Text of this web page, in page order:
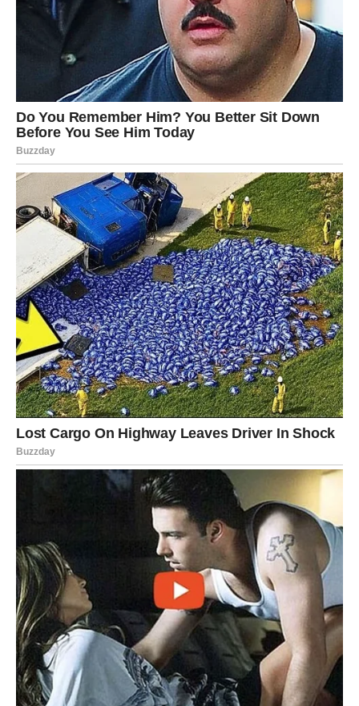
Trud vam se konačno isplati
Pred vama su veoma važni trenuci.
LAV
Lavovima dolazi velika finansijska sreća.
Mogući su neočekivani dobici, bonus ili poslovni uspjeh
koji donosi ozbiljan novac.
Brdo para stiže baš vama
Pred vama su veoma uspješni dani.
DJEVICA
Pred vama su poslovne odluke koje mogu donijeti veliku
korist.
Jedna prilika sada vam otvara vrata mnogo bolje
finansijske budućnosti.
Sudbina vam šalje važnu šansu
Pred vama su veoma posebni trenuci.